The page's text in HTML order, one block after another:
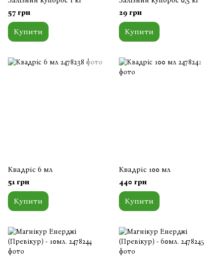
57 грн
Купити
29 грн
Купити
Квадріс 6 мл
51 грн
Купити
Квадріс 100 мл
440 грн
Купити